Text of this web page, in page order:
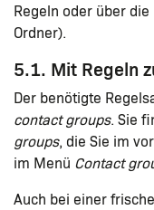
Regeln oder über
Ordner).
5.1. Mit Regeln
Der benötigte
contact groups. Sie
groups, die Sie im
im Menü Contact
Auch bei einer